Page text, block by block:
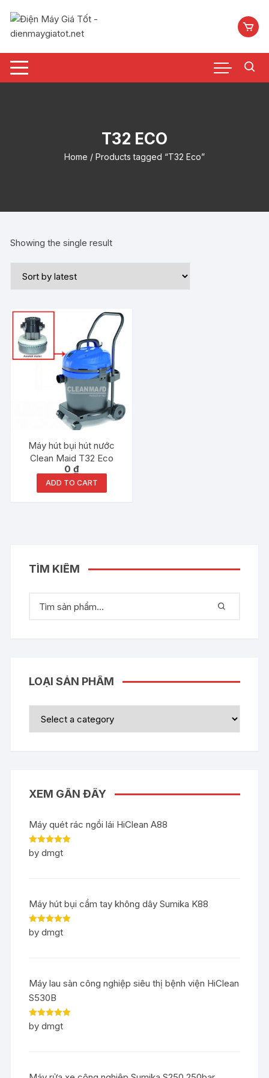
nội
T32 ECO
Home / Products tagged “T32 Eco”
Showing the single result
Máy hút bụi hút nước
Clean Maid T32 Eco
0₫
ADD TO CART
TÌM KIẾM
LOẠI SẢN PHẨM
XEM GẦN ĐÂY
Máy quét rác ngồi lái HiClean A88
Rated5out
of 5
by dmgt
Máy hút bụi cầm tay không dây Sumika K88
Rated5out
of 5
by dmgt
Máy lau sàn công nghiệp siêu thị bệnh viện HiClean
S530B
Rated5out
of 5
by dmgt